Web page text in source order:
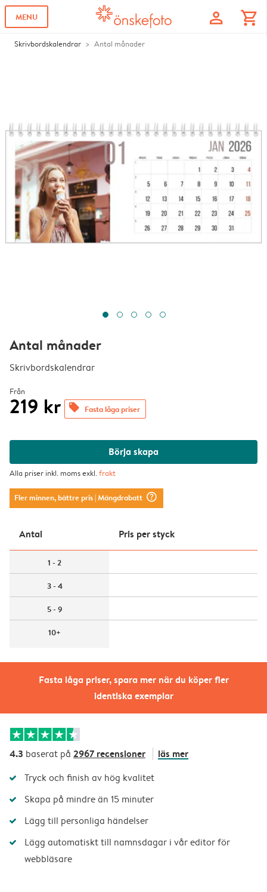
MENU profile shopping_cart
Skrivbordskalendrar Antal månader
Fasta låga priser, spara mer när du köper fler
identiska exemplar
Antal månader
Skrivbordskalendrar
Från
219 kr offers Fasta låga priser
Börja skapa
Alla priser inkl. moms exkl.frakt
Fler minnen, bättre pris| Mängdrabatt question_mark_circle
Antal Pris per styck
1 - 2
3 - 4
5 - 9
10+
4.3 baserat på 2967 recensioner läs mer
Tryck och finish av hög kvalitet
Skapa på mindre än 15 minuter
Lägg till personliga händelser
Lägg automatiskt till namnsdagar i vår editor för
webbläsare